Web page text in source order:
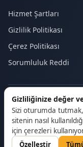
Hizmet Şartları
Gizlilik Politikası
Çerez Politikası
Sorumluluk Reddi
© 2026
Gizliliğinize değer
Sizi oturumda
sitenin nasıl
için çerezleri
Özelleştir